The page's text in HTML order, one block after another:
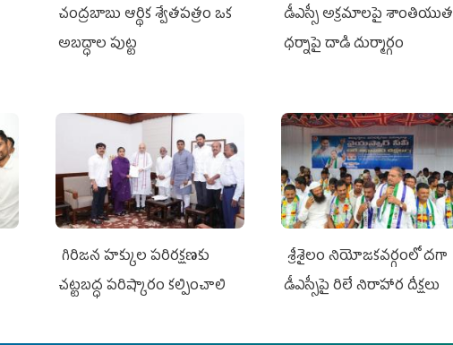
చంద్రబాబు ఆర్థిక శ్వేతపత్రం ఒక
అబద్ధాల పుట్ట
డీఎస్సీ అక్రమాలపై శాంతియుత
ధర్నాపై దాడి దుర్మార్గం
గిరిజన హక్కుల పరిరక్షణకు
చట్టబద్ధ పరిష్కారం కల్పించాలి
శ్రీశైలం నియోజకవర్గంలో దగా
డీఎస్సీపై రిలే నిరాహార దీక్షలు